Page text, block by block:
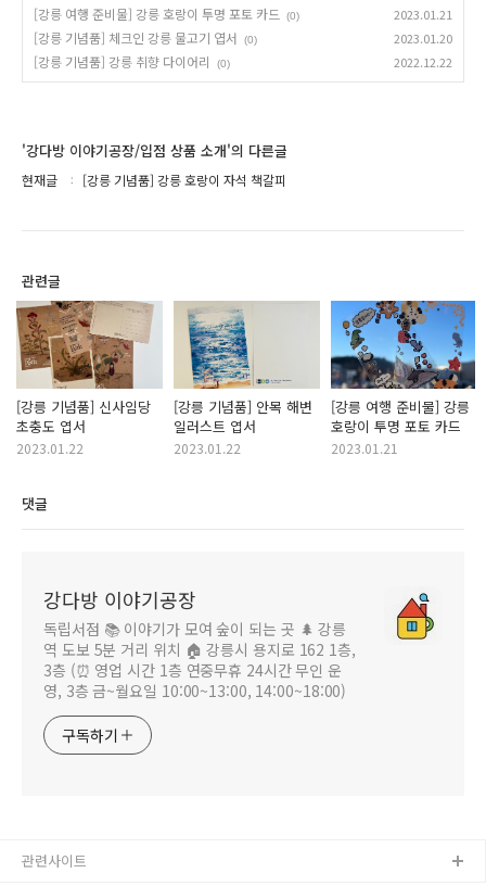
[강릉 여행 준비물] 강릉 호랑이 투명 포토 카드 (0) 2023.01.21
[강릉 기념품] 체크인 강릉 물고기 엽서 (0) 2023.01.20
[강릉 기념품] 강릉 취향 다이어리 (0) 2022.12.22
'강다방 이야기공장/입점 상품 소개'의 다른글
현재글 [강릉 기념품] 강릉 호랑이 자석 책갈피
관련글
[강릉 기념품] 신사임당
초충도 엽서
2023.01.22
[강릉 기념품] 안목 해변
일러스트 엽서
2023.01.22
[강릉 여행 준비물] 강릉
호랑이 투명 포토 카드
2023.01.21
댓글
강다방 이야기공장
독립서점 📚 이야기가 모여 숲이 되는 곳 🌲 강릉
역 도보 5분 거리 위치 🏠 강릉시 용지로 162 1층,
3층 (⏰ 영업 시간 1층 연중무휴 24시간 무인 운
영, 3층 금~월요일 10:00~13:00, 14:00~18:00)
구독하기
관련사이트